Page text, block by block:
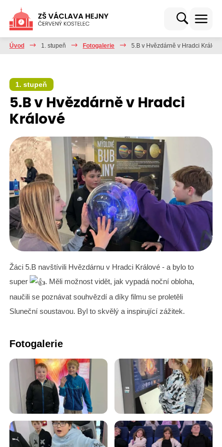
Úvod 1. stupeň Fotogalerie 5.B v Hvězdárně v Hradci Králové
1. stupeň
5.B v Hvězdárně v Hradci
Králové
Žáci 5.B navštívili Hvězdárnu v Hradci Králové - a bylo to
super
. Měli možnost vidět, jak vypadá noční obloha,
naučili se poznávat souhvězdí a díky filmu se proletěli
Sluneční soustavou. Byl to skvělý a inspirující zážitek.
Fotogalerie